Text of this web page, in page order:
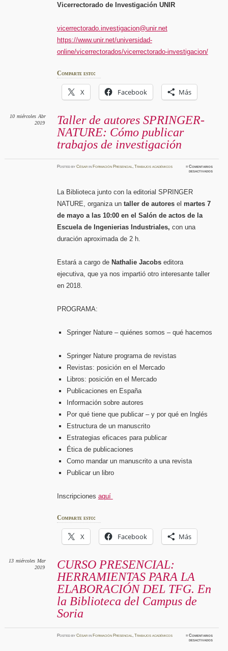
Vicerrectorado de Investigación UNIR
vicerrectorado.investigacion@unir.net
https://www.unir.net/universidad-
online/vicerrectorados/vicerrectorado-investigacion/
Comparte esto:
X Facebook Más
Taller de autores SPRINGER-
NATURE: Cómo publicar
trabajos de investigación
10 miércoles Abr
2019
PostedbyCésar in Formación Presencial ,Trabajos académicos ≈Comentarios
desactivadosen
La Biblioteca junto con la editorial SPRINGER
NATURE, organiza un taller de autoresel martes 7
de mayo a las 10:00 en el Salón de actos de la
Escuela de Ingenierias Industriales, con una
duración aproximada de 2 h.
Estará a cargo deNathalie Jacobseditora
ejecutiva, que ya nos impartió otro interesante taller
en 2018.
PROGRAMA:
Springer Nature – quiénes somos – qué hacemos
Springer Nature programa de revistas
Revistas: posición en el Mercado
Libros: posición en el Mercado
Publicaciones en España
Información sobre autores
Por qué tiene que publicar – y por qué en Inglés
Estructura de un manuscrito
Estrategias eficaces para publicar
Ética de publicaciones
Como mandar un manuscrito a una revista
Publicar un libro
Inscripciones aquí
Comparte esto:
X Facebook Más
CURSO PRESENCIAL:
HERRAMIENTAS PARA LA
ELABORACIÓN DEL TFG. En
la Biblioteca del Campus de
Soria
13 miércoles Mar
2019
PostedbyCésar in Formación Presencial ,Trabajos académicos ≈Comentarios
desactivadosen